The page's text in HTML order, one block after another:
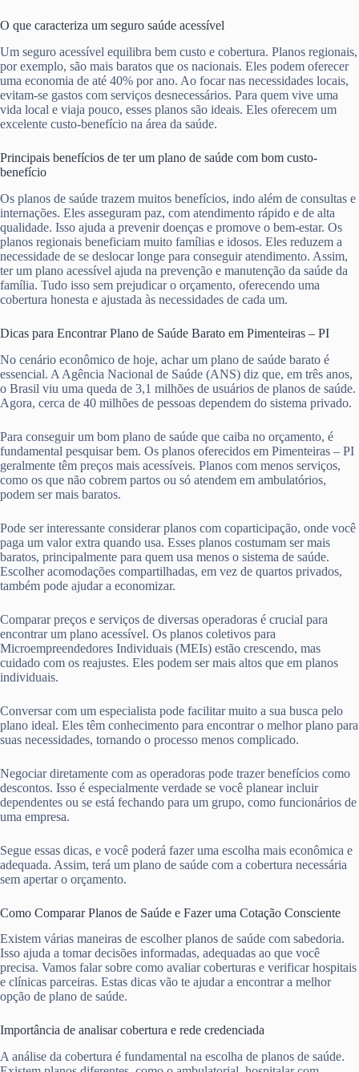
O que caracteriza um seguro saúde acessível
Um seguro acessível equilibra bem custo e cobertura. Planos regionais,
por exemplo, são mais baratos que os nacionais. Eles podem oferecer
uma economia de até 40% por ano. Ao focar nas necessidades locais,
evitam-se gastos com serviços desnecessários. Para quem vive uma
vida local e viaja pouco, esses planos são ideais. Eles oferecem um
excelente custo-benefício na área da saúde.
Principais benefícios de ter um plano de saúde com bom custo-
benefício
Os planos de saúde trazem muitos benefícios, indo além de consultas e
internações. Eles asseguram paz, com atendimento rápido e de alta
qualidade. Isso ajuda a prevenir doenças e promove o bem-estar. Os
planos regionais beneficiam muito famílias e idosos. Eles reduzem a
necessidade de se deslocar longe para conseguir atendimento. Assim,
ter um plano acessível ajuda na prevenção e manutenção da saúde da
família. Tudo isso sem prejudicar o orçamento, oferecendo uma
cobertura honesta e ajustada às necessidades de cada um.
Dicas para Encontrar Plano de Saúde Barato em Pimenteiras – PI
No cenário econômico de hoje, achar um plano de saúde barato é
essencial. A Agência Nacional de Saúde (ANS) diz que, em três anos,
o Brasil viu uma queda de 3,1 milhões de usuários de planos de saúde.
Agora, cerca de 40 milhões de pessoas dependem do sistema privado.
Para conseguir um bom plano de saúde que caiba no orçamento, é
fundamental pesquisar bem. Os planos oferecidos em Pimenteiras – PI
geralmente têm preços mais acessíveis. Planos com menos serviços,
como os que não cobrem partos ou só atendem em ambulatórios,
podem ser mais baratos.
Pode ser interessante considerar planos com coparticipação, onde você
paga um valor extra quando usa. Esses planos costumam ser mais
baratos, principalmente para quem usa menos o sistema de saúde.
Escolher acomodações compartilhadas, em vez de quartos privados,
também pode ajudar a economizar.
Comparar preços e serviços de diversas operadoras é crucial para
encontrar um plano acessível. Os planos coletivos para
Microempreendedores Individuais (MEIs) estão crescendo, mas
cuidado com os reajustes. Eles podem ser mais altos que em planos
individuais.
Conversar com um especialista pode facilitar muito a sua busca pelo
plano ideal. Eles têm conhecimento para encontrar o melhor plano para
suas necessidades, tornando o processo menos complicado.
Negociar diretamente com as operadoras pode trazer benefícios como
descontos. Isso é especialmente verdade se você planear incluir
dependentes ou se está fechando para um grupo, como funcionários de
uma empresa.
Segue essas dicas, e você poderá fazer uma escolha mais econômica e
adequada. Assim, terá um plano de saúde com a cobertura necessária
sem apertar o orçamento.
Como Comparar Planos de Saúde e Fazer uma Cotação Consciente
Existem várias maneiras de escolher planos de saúde com sabedoria.
Isso ajuda a tomar decisões informadas, adequadas ao que você
precisa. Vamos falar sobre como avaliar coberturas e verificar hospitais
e clínicas parceiras. Estas dicas vão te ajudar a encontrar a melhor
opção de plano de saúde.
Importância de analisar cobertura e rede credenciada
A análise da cobertura é fundamental na escolha de planos de saúde.